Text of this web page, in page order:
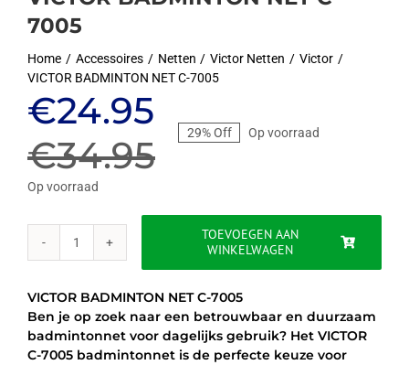
7005
Home Accessoires Netten Victor Netten
Victor
VICTOR BADMINTON NET C-7005
€34.95
Oorspronkelijke
prijs
was:
€34.95.
€24.95
Huidige
prijs
is:
€24.95.
29% Off Op voorraad
Op voorraad
VICTOR
BADMINTON
7005
aantal
TOEVOEGEN AAN
WINKELWAGEN
VICTOR BADMINTON NET C-7005
Ben je op zoek naar een betrouwbaar en duurzaam
badmintonnet voor dagelijks gebruik? Het VICTOR
C-7005 badmintonnet is de perfecte keuze voor